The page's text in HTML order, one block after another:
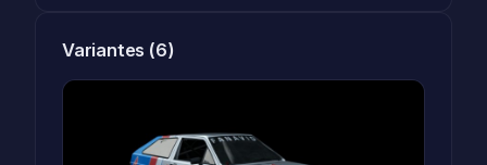
Variantes (6)